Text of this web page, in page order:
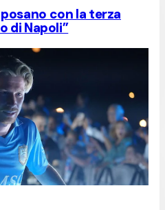
con la terza
di Napoli”